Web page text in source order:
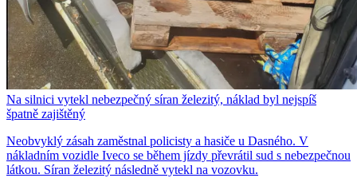
Na silnici vytekl nebezpečný síran železitý, náklad byl nejspíš
špatně zajištěný
Neobvyklý zásah zaměstnal policisty a hasiče u Dasného. V
nákladním vozidle Iveco se během jízdy převrátil sud s nebezpečnou
látkou. Síran železitý následně vytekl na vozovku.